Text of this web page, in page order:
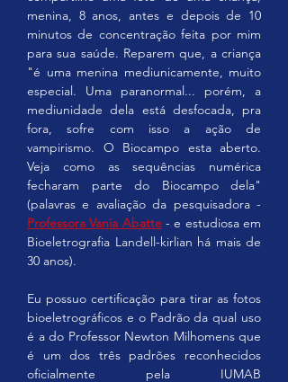
menina, 8 anos, antes e depois de 10
minutos de concentração feita por mim
para sua saúde. Reparem que, a criança
"é uma menina mediunicamente, muito
especial. Uma paranormal... porém, a
mediunidade dela está desfocada, pra
fora, sofre com isso a ação de
vampirismo. O Biocampo esta aberto.
Veja como as sequências numérica
fecharam parte do Biocampo dela"
Professora Vania Abatte - e estudiosa em
Bioeletrografia Landell-kirlian há mais de
30 anos).
Eu possuo certificação para tirar as fotos
bioeletrográficos e o Padrão da qual uso
é a do Professor Newton Milhomens que
é um dos três padrões reconhecidos
oficialmente pela IUMAB